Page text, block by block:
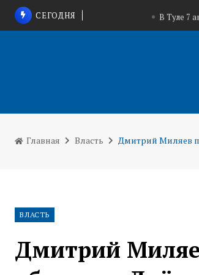
СЕГОДНЯ
В Туле 7
Надежда Школкина о
Главная Власть Дмитрий Миляев
ВЛАСТЬ
Дмитрий